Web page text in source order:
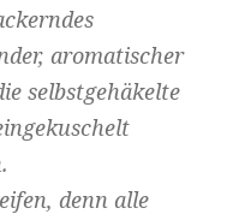
aromatischer
selbstgehäkelte
denn alle